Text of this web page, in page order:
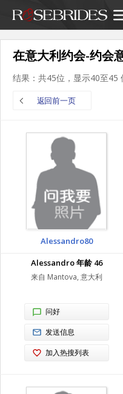
在意大利约会-约会
返回前一页
结果：共45位，显示40至45
Alessandro80
Alessandro 年龄 46
来自 Mantova, 意大利
问好
发送信息
加入热搜列表